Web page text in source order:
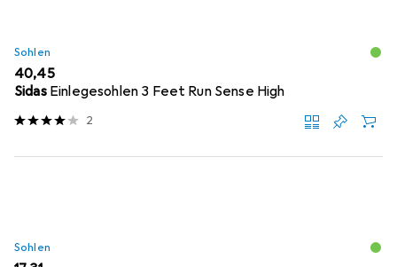
Sohlen
EUR
40,45
Sidas Einlegesohlen 3 Feet Run Sense High
2
Sohlen